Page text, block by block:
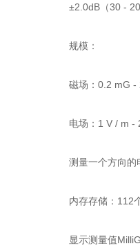
±2.0dB（30 -
规模：
磁场：0.2 mG -
电场：1 V / m -
测量一个方向的
内存存储：112
显示测量值